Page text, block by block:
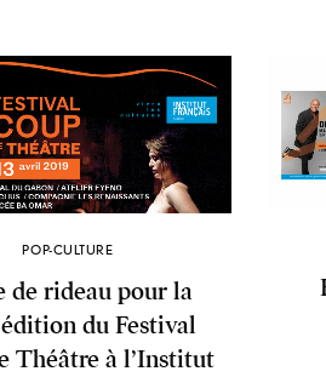
POP-CULTURE
de rideau pour la
du Festival
Théâtre à l’Institut